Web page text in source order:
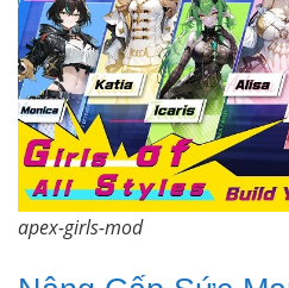
apex-girls-mod